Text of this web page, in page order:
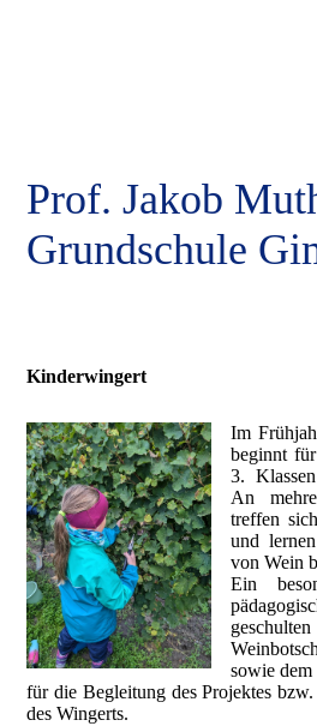
Prof. Jakob
Grundschule
Kinderwingert
Im
beginnt
3.
An
treffen
und
von Wein
Ein
sowie
für die Begleitung des Projektes
des Wingerts.